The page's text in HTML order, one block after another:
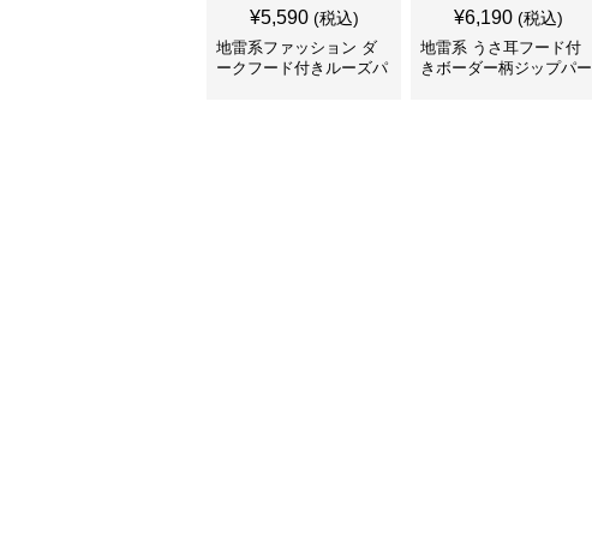
¥5,590 (税込)
地雷系ファッション ダ
ークフード付きルーズパ
¥6,190 (税込)
地雷系 うさ耳フード付
きボーダー柄ジップパー